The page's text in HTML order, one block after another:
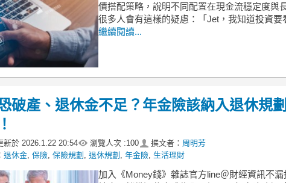
債搭配策略，說明不同配置在現金流穩定度與
很多人會有這樣的疑慮：「Jet，我知道投資要
繼續閱讀...
破產、退休金不足？年金險該納入退休規
新於 2026.1.22 20:54 瀏覽人次 :100 撰文者： 周明芳
退休金 保險 保險規劃 退休規劃 年金險 生活理財
加入《Money錢》雜誌官方line＠財經資訊不